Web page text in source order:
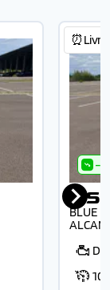
-
DS
BLUE
10